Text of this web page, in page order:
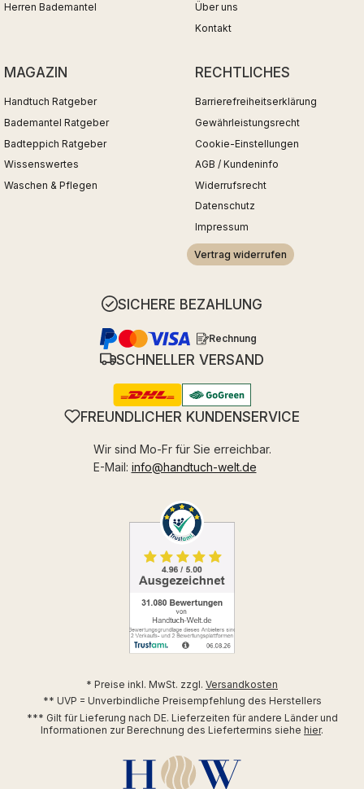
Herren Bademantel
Über uns
Kontakt
MAGAZIN
Handtuch Ratgeber
Bademantel Ratgeber
Badteppich Ratgeber
Wissenswertes
Waschen & Pflegen
RECHTLICHES
Barrierefreiheitserklärung
Gewährleistungsrecht
Cookie-Einstellungen
AGB / Kundeninfo
Widerrufsrecht
Datenschutz
Impressum
Vertrag widerrufen
SICHERE BEZAHLUNG
Rechnung
SCHNELLER VERSAND
FREUNDLICHER KUNDENSERVICE
Wir sind Mo-Fr für Sie erreichbar.
E-Mail: info@handtuch-welt.de
* Preise inkl. MwSt. zzgl. Versandkosten
** UVP = Unverbindliche Preisempfehlung des Herstellers
*** Gilt für Lieferung nach DE. Lieferzeiten für andere Länder und
Informationen zur Berechnung des Liefertermins siehe hier.